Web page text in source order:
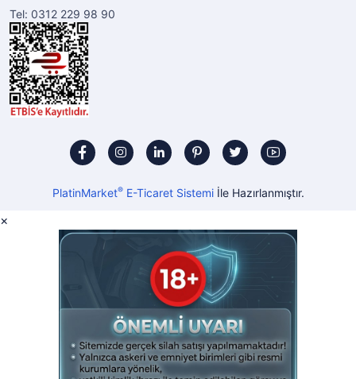
Tel: 0312 229 98 90
PlatinMarket®E-Ticaret Sistemiİle Hazırlanmıştır.
×